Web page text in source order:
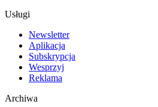
Usługi
Newsletter
Aplikacja
Subskrypcja
Wesprzyj
Reklama
Archiwa